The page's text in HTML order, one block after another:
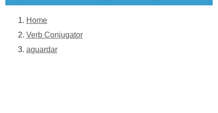
Home
Verb Conjugator
aguardar